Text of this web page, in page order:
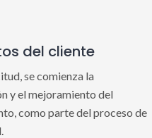
del cliente
se comienza la
y el mejoramiento del
como parte del proceso de